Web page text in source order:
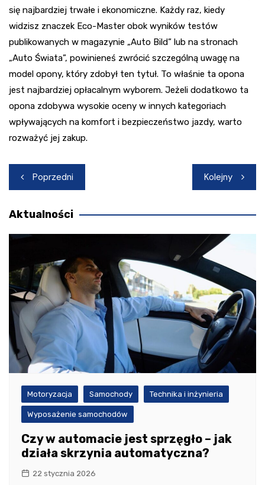
się najbardziej trwałe i ekonomiczne. Każdy raz, kiedy
widzisz znaczek Eco-Master obok wyników testów
publikowanych w magazynie „Auto Bild” lub na stronach
„Auto Świata”, powinieneś zwrócić szczególną uwagę na
model opony, który zdobył ten tytuł. To właśnie ta opona
jest najbardziej opłacalnym wyborem. Jeżeli dodatkowo ta
opona zdobywa wysokie oceny w innych kategoriach
wpływających na komfort i bezpieczeństwo jazdy, warto
rozważyć jej zakup.
Nawigacja
wpisu
Poprzedni Kolejny
Aktualności
Motoryzacja Samochody Technika i inżynieria
Wyposażenie samochodów
Czy w automacie jest sprzęgło – jak
działa skrzynia automatyczna?
22 stycznia 2026